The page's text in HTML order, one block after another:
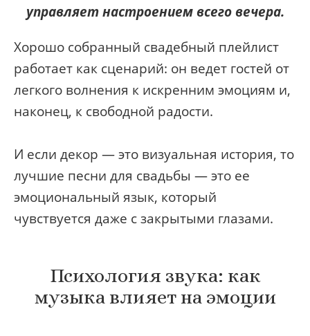
управляет настроением всего вечера.
Хорошо собранный свадебный плейлист
работает как сценарий: он ведет гостей от
легкого волнения к искренним эмоциям и,
наконец, к свободной радости.
И если декор — это визуальная история, то
лучшие песни для свадьбы — это ее
эмоциональный язык, который
чувствуется даже с закрытыми глазами.
Психология звука: как
музыка влияет на эмоции